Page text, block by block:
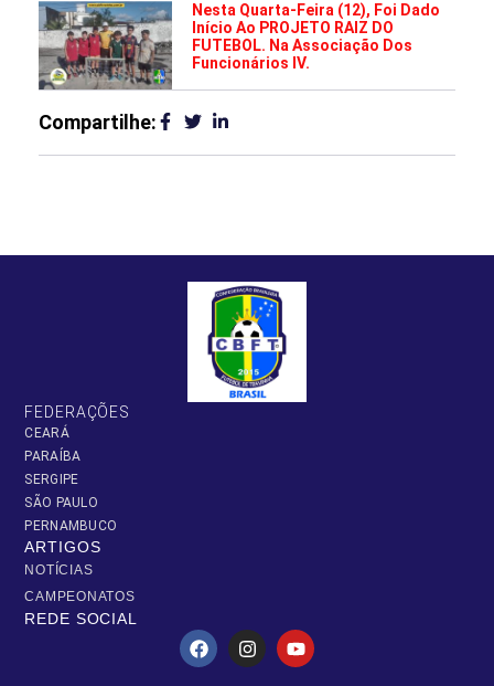
Nesta Quarta-Feira (12), Foi Dado
Início Ao PROJETO RAIZ DO
FUTEBOL. Na Associação Dos
Funcionários IV.
Compartilhe:
FEDERAÇÕES
CEARÁ
PARAÍBA
SERGIPE
SÃO PAULO
PERNAMBUCO
ARTIGOS
NOTÍCIAS
CAMPEONATOS
REDE SOCIAL